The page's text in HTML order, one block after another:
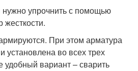
упрочнить с помощью
жесткости.
При этом арматура
установлена во всех трех
удобный вариант – сварить